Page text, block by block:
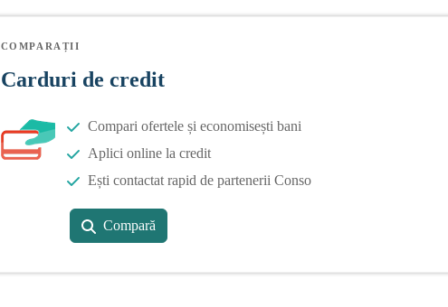
COMPARAȚII
Carduri de credit
Compari ofertele și economisești bani
Aplici online la credit
Ești contactat rapid de partenerii Conso
Compară